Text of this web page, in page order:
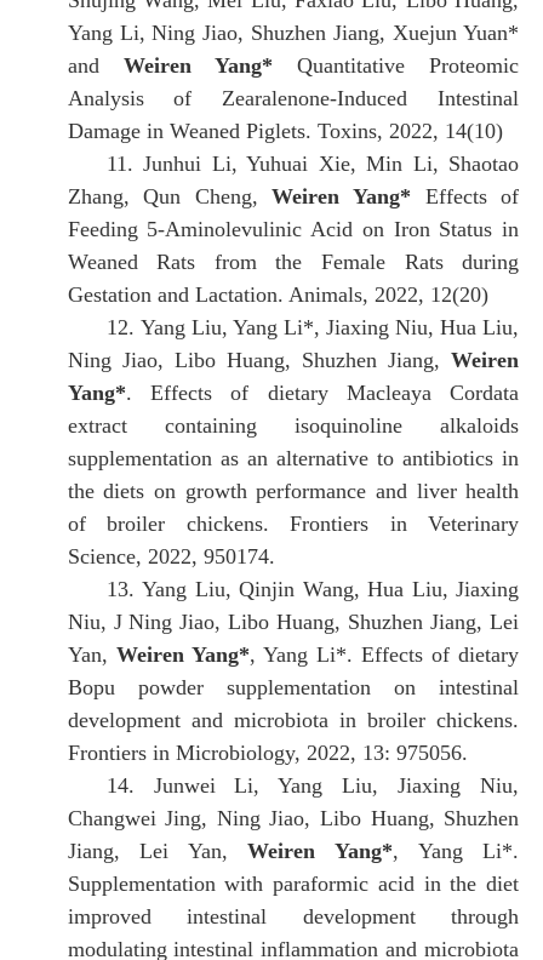
Yang Li, Ning Jiao, Shuzhen Jiang, Xuejun Yuan*
and Weiren Yang* Quantitative Proteomic
Analysis of Zearalenone-Induced Intestinal
Damage in Weaned Piglets. Toxins, 2022, 14(10)
11.Junhui Li, Yuhuai Xie, Min Li, Shaotao
Zhang, Qun Cheng,Weiren Yang* Effects of
Feeding 5-Aminolevulinic Acid on Iron Status in
Weaned Rats from the Female Rats during
Gestation and Lactation. Animals, 2022, 12(20)
12. Yang Liu, Yang Li*, Jiaxing Niu, Hua Liu,
Ning Jiao, Libo Huang, Shuzhen Jiang,Weiren
Yang*. Effects of dietary Macleaya Cordata
extract containing isoquinoline alkaloids
supplementation as an alternative to antibiotics in
the diets on growth performance and liver health
of broiler chickens. Frontiers in Veterinary
Science, 2022, 950174.
13.Yang Liu, Qinjin Wang, Hua Liu, Jiaxing
Niu, J Ning Jiao, Libo Huang, Shuzhen Jiang, Lei
Yan, Weiren Yang*, Yang Li*. Effects of dietary
Bopu powder supplementation on intestinal
development and microbiota in broiler chickens.
Frontiers in Microbiology, 2022, 13: 975056.
14. Junwei Li, Yang Liu, Jiaxing Niu,
Changwei Jing, Ning Jiao, Libo Huang, Shuzhen
Jiang, Lei Yan,Weiren Yang*, Yang Li*.
Supplementation with paraformic acid in the diet
improved intestinal development through
modulating intestinal inflammation and microbiota